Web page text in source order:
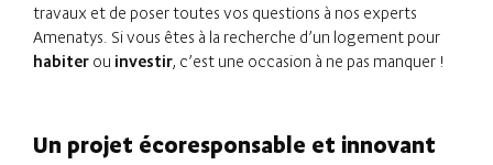
travaux et de poser toutes vos questions à nos experts
Amenatys. Si vous êtes à la recherche d’un logement pour
habiter ou investir, c’est une occasion à ne pas manquer !
Un projet écoresponsable et innovant